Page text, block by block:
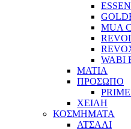
MUA
WABI
ΜΑΤΙΑ
ΠΡΟΣΩΠΟ
ΧΕΙΛΗ
ΚΟΣΜΗΜΑΤΑ
ΑΤΣΑΛΙ